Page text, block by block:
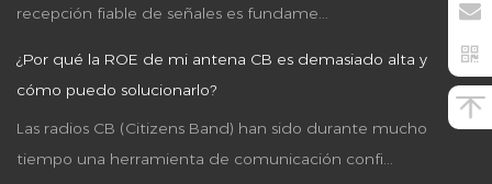
recepción fiable de señales es fundame...
¿Por qué la ROE de mi antena CB es demasiado alta y
cómo puedo solucionarlo?
Las radios CB (Citizens Band) han sido durante mucho
tiempo una herramienta de comunicación confi...